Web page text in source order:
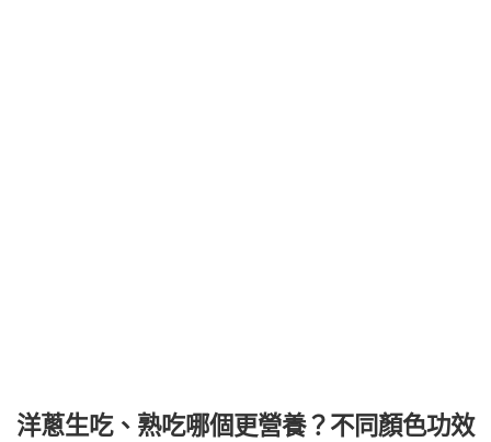
洋蔥生吃、熟吃哪個更營養？不同顏色功效